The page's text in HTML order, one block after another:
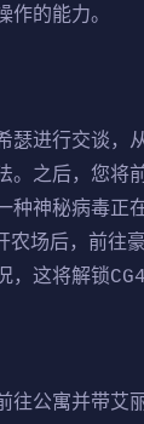
作的能力。
瑟进行交谈，
。之后，您将
种神秘病毒正
农场后，前往
，这将解锁CG4
往公寓并带艾